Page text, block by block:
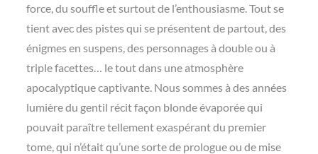
force, du souffle et surtout de l’enthousiasme. Tout se
tient avec des pistes qui se présentent de partout, des
énigmes en suspens, des personnages à double ou à
triple facettes… le tout dans une atmosphère
apocalyptique captivante. Nous sommes à des années
lumière du gentil récit façon blonde évaporée qui
pouvait paraître tellement exaspérant du premier
tome, qui n’était qu’une sorte de prologue ou de mise